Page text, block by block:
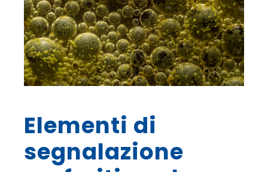
Elementi di
segnalazione